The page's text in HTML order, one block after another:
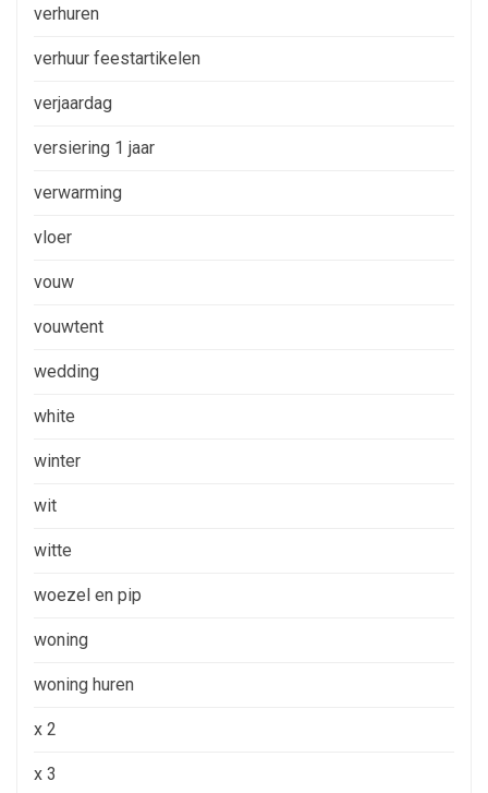
verhuren
verhuur feestartikelen
verjaardag
versiering 1 jaar
verwarming
vloer
vouw
vouwtent
wedding
white
winter
wit
witte
woezel en pip
woning
woning huren
x 2
x 3